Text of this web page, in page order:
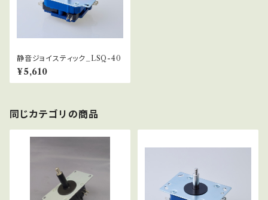
静音ジョイスティック_LSQ-40
¥5,610
同じカテゴリの商品